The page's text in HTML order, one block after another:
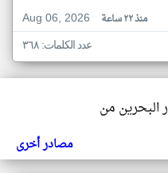
Aug 06, 2026
منذ ٢٢ ساعة
عدد الكلمات: ٣٦٨
البحرين من
مصادر أخرى